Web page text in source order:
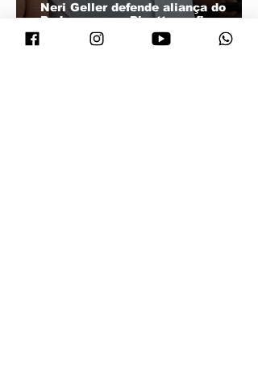
Neri Geller defende aliança do
Podemos com Pivetta e afirma que
entrou na sigla com esse acordo